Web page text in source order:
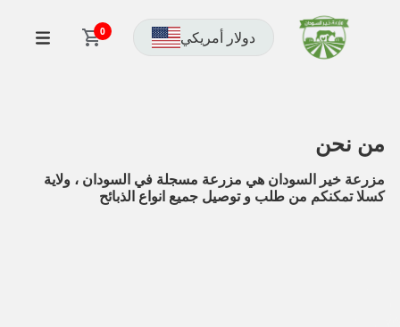
دولار أمريكي 0
من نحن
مزرعة خير السودان هي مزرعة مسجلة في السودان ، ولاية
كسلا تمكنكم من طلب و توصيل جميع انواع الذبائح